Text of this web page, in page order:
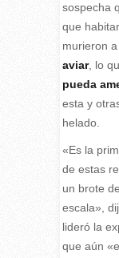
sospecha
que
murieron
aviar, lo
pueda
esta y
helado.
«Es la
de estas
un brote
escala»,
lideró la
que aún